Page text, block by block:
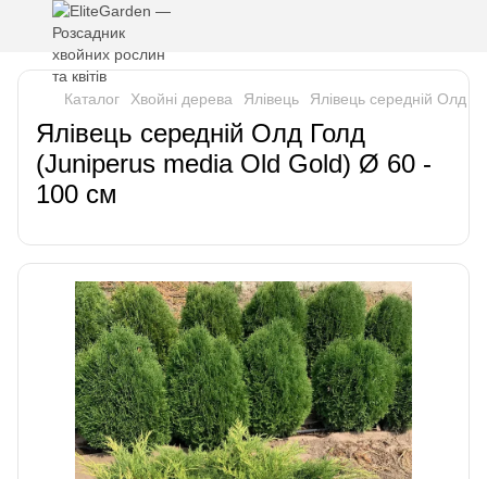
Каталог Хвойні дерева Ялівець Ялівець середній Олд
Ялівець середній Олд Голд
(Juniperus media Old Gold) Ø 60 -
100 см